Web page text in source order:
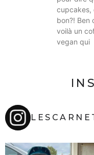
cupcakes,
bon?! Ben
voilà un
vegan qui